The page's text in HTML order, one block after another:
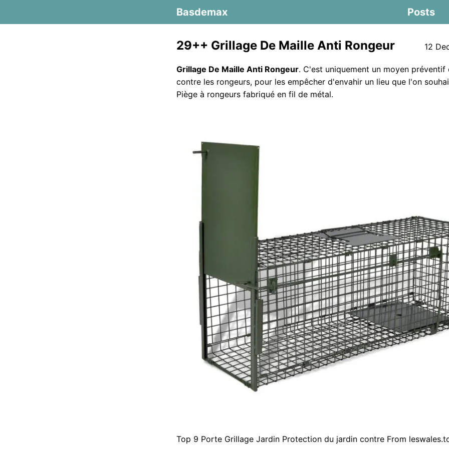
Basdemax Posts
29++ Grillage De Maille Anti Rongeur 12
Grillage De Maille Anti Rongeur. C'est uniquement un moyen préventif
contre les rongeurs, pour les empêcher d'envahir un lieu que l'on
Piège à rongeurs fabriqué en fil de métal.
Top 9 Porte Grillage Jardin Protection du jardin contre From